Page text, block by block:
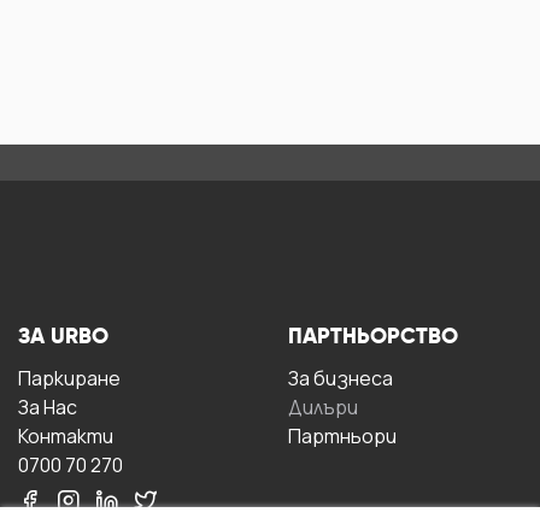
ЗА URBO
Паркиране
За Hас
Контакти
0700 70 270
ПАРТНЬОРСТВО
За бизнесa
Дилъри
Партньори